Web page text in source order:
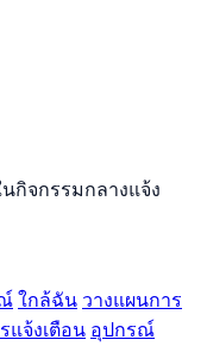
จกรรมกลางแจ้ง
ใกล้ฉัน วางแผนการ
แจ้งเตือน อุปกรณ์